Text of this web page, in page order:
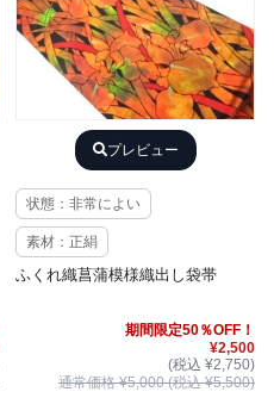
プレビュー
状態：非常によい
素材：正絹
ふくれ織菖蒲模様織出し袋帯
期間限定50％OFF！
¥2,500
(税込 ¥2,750)
通常価格 ¥5,000 (税込 ¥5,500)